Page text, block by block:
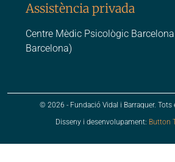
Assistència privada
Centre Mèdic Psicològic
Barcelona)
© 2026 - Fundació Vidal i Barraquer. Tots
Disseny i desenvolupament: Button